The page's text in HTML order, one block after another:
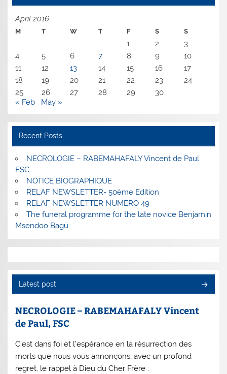
April 2016
M T W T F S S
1 2
3
4
5 6 7 8 9
10
11
12 13 14 15 16
17
18
19 20 21 22 23
24
25
26 27 28 29
30
« Feb
May »
Recent Posts
NECROLOGIE – RABEMAHAFALY Vincent de Paul,
FSC
NOTICE BIOGRAPHIQUE
RELAF NEWSLETTER- 50ème Edition
RELAF NEWSLETTER NUMERO 49
The funeral programme for the late novice Benjamin
Msendoo Bagu
Latest post
NECROLOGIE – RABEMAHAFALY Vincent
de Paul, FSC
C’est dans foi et l’espérance en la résurrection des
morts que nous vous annonçons, avec un profond
regret, le rappel à Dieu du Cher Frère :